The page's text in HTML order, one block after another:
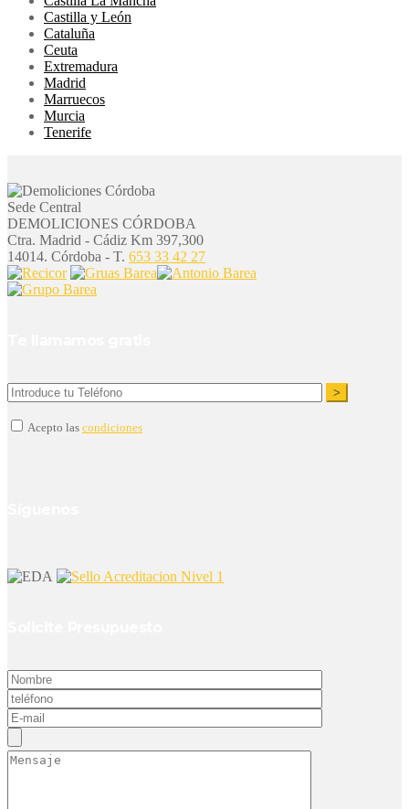
Castilla y León
Cataluña
Ceuta
Extremadura
Madrid
Marruecos
Murcia
Tenerife
Sede Central
DEMOLICIONES CÓRDOBA
Ctra. Madrid - Cádiz Km 397,300
14014. Córdoba - T. 653 33 42 27
Acepto las condiciones